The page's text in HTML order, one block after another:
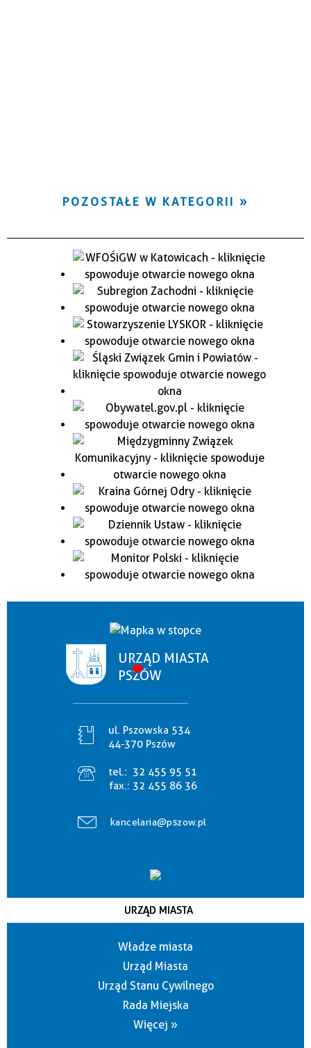
POZOSTAŁE W KATEGORII
URZĄD MIASTA
PSZÓW
ul. Pszowska 534
44-370 Pszów
tel.: 32 455 95 51
fax.: 32 455 86 36
kancelaria@pszow.pl
URZĄD MIASTA
Władze miasta
Urząd Miasta
Urząd Stanu Cywilnego
Rada Miejska
Więcej »